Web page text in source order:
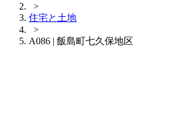
>
住宅と土地
>
A086 | 飯島町七久保地区